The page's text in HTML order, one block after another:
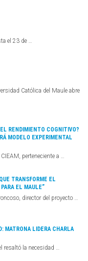
el 23 de …
Católica del Maule abre
RENDIMIENTO COGNITIVO?
MODELO EXPERIMENTAL
perteneciente a …
TRANSFORME EL
EL MAULE”
director del proyecto …
MATRONA LIDERA CHARLA
resaltó la necesidad …